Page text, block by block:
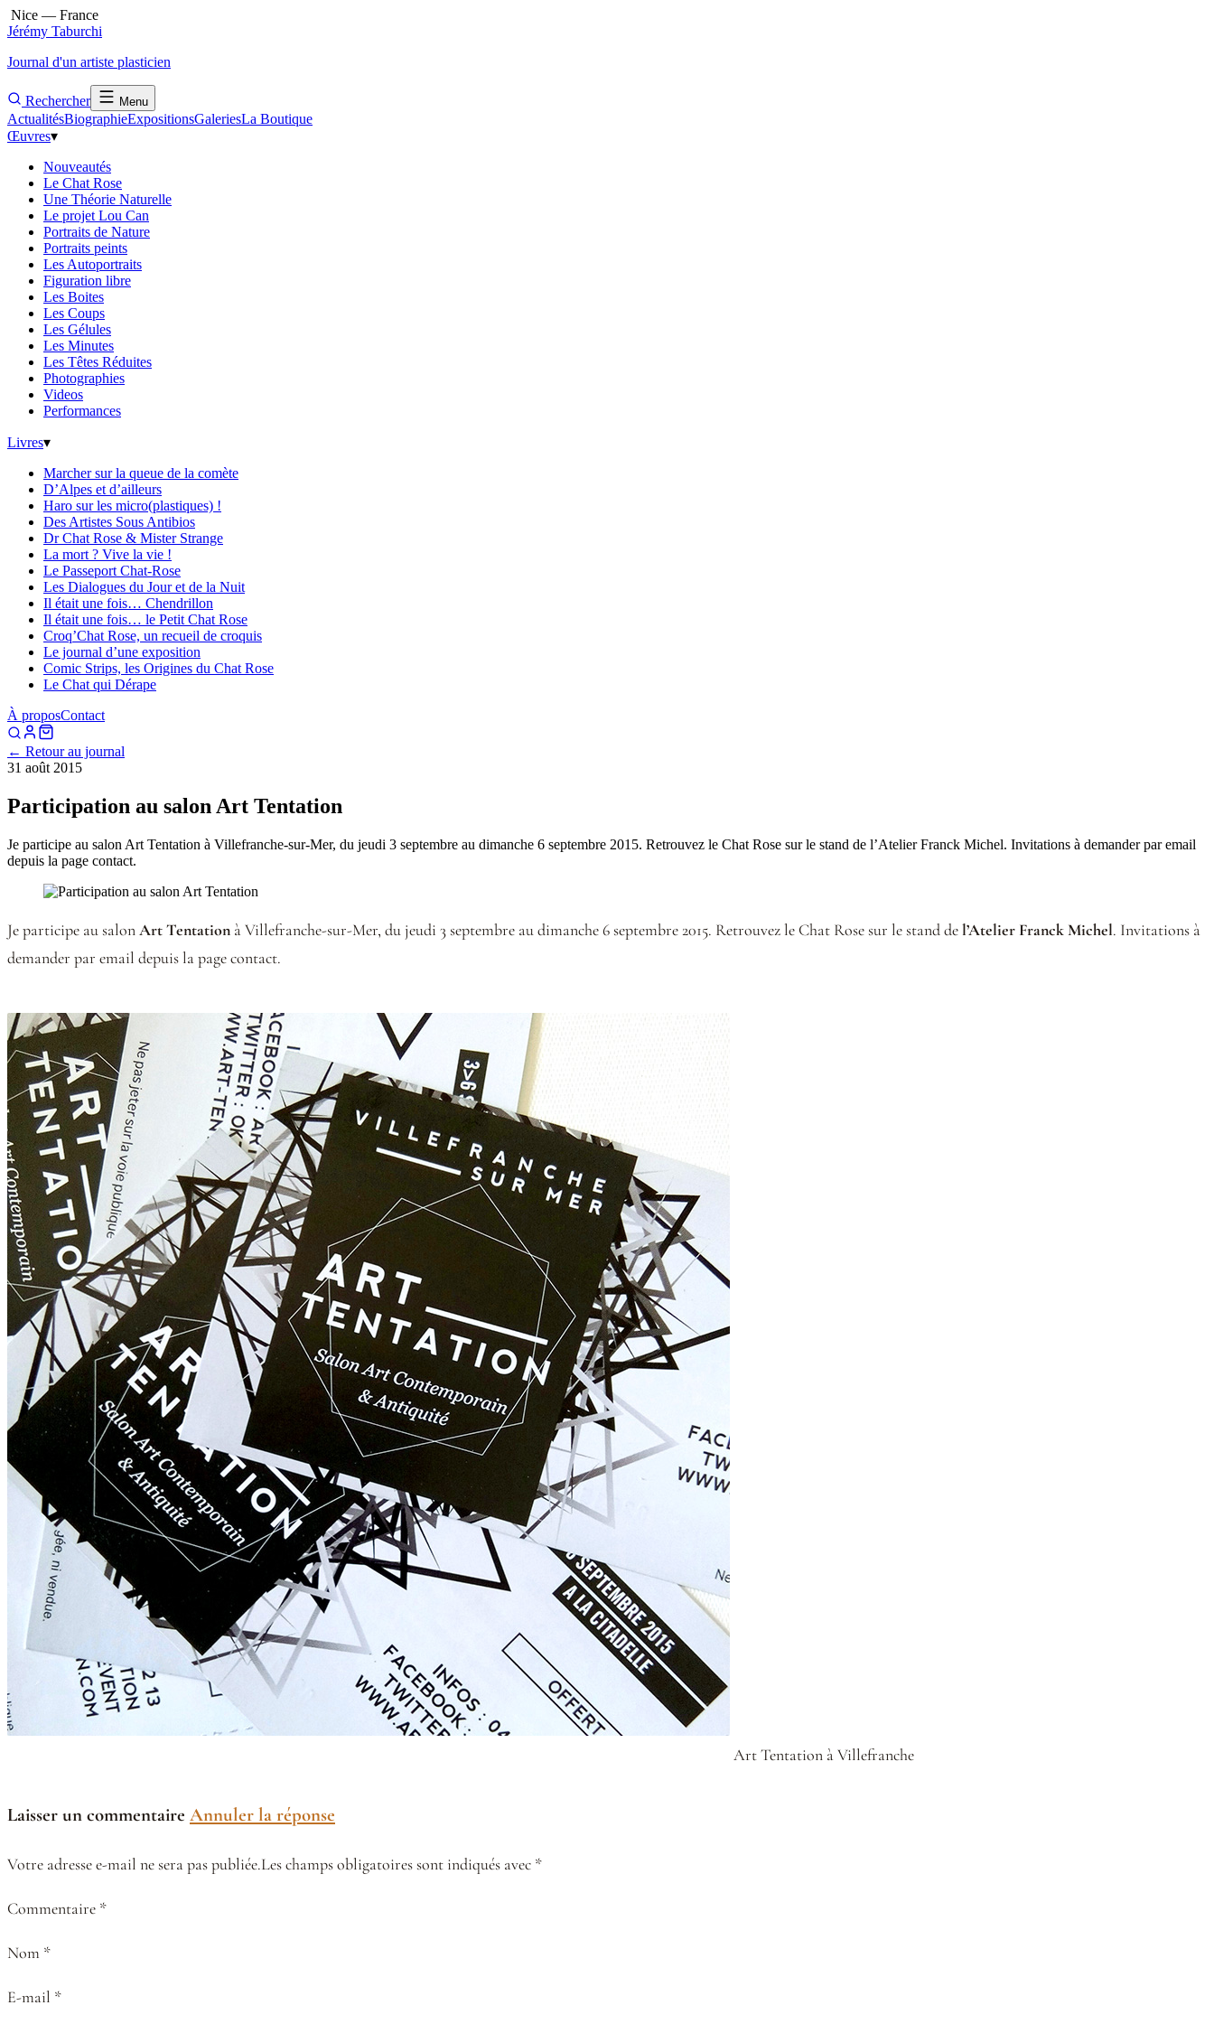
Nice — France
Jérémy Taburchi
Journal d'un artiste plasticien
Rechercher Menu
ActualitésBiographieExpositionsGaleriesLa Boutique
Œuvres▾
Nouveautés
Le Chat Rose
Une Théorie Naturelle
Le projet Lou Can
Portraits de Nature
Portraits peints
Les Autoportraits
Figuration libre
Les Boites
Les Coups
Les Gélules
Les Minutes
Les Têtes Réduites
Photographies
Videos
Performances
Livres▾
Marcher sur la queue de la comète
D’Alpes et d’ailleurs
Haro sur les micro(plastiques) !
Des Artistes Sous Antibios
Dr Chat Rose & Mister Strange
La mort ? Vive la vie !
Le Passeport Chat-Rose
Les Dialogues du Jour et de la Nuit
Il était une fois… Chendrillon
Il était une fois… le Petit Chat Rose
Croq’Chat Rose, un recueil de croquis
Le journal d’une exposition
Comic Strips, les Origines du Chat Rose
Le Chat qui Dérape
À proposContact
← Retour au journal
31 août 2015
Participation au salon Art Tentation
Je participe au salon Art Tentation à Villefranche-sur-Mer, du jeudi 3 septembre au dimanche 6 septembre 2015. Retrouvez le Chat Rose sur le stand de l’Atelier Franck Michel. Invitations à demander par email
depuis la page contact.
Je participe au salonArt Tentation à Villefranche-sur-Mer, du jeudi 3 septembre au dimanche 6 septembre 2015. Retrouvez le Chat Rose sur le stand del’Atelier Franck Michel. Invitations à
demander par email depuis la page contact.
Art Tentation à Villefranche
Laisser un commentaire Annuler la réponse
Votre adresse e-mail ne sera pas publiée.Les champs obligatoires sont indiqués avec *
Commentaire *
Nom *
E-mail *